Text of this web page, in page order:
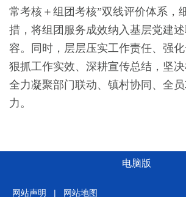
常考核＋组团考核”双线评价体系，
措，将组团服务成效纳入基层党建
容。同时，层层压实工作责任、强化
狠抓工作实效、深耕宣传总结，坚决
全力凝聚部门联动、镇村协同、全
力。
电脑版
网站声明 | 网站地图